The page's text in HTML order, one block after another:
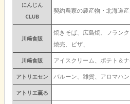
にんじん
CLUB
契約農家の農産物・北海道
川﨑食販
焼きそば、広島焼、フラン
焼売、ピザ、
川﨑食販 アイスクリーム、ポテト＆
アトリエセン バルーン、雑貨、アロマハ
アトリエ薫る